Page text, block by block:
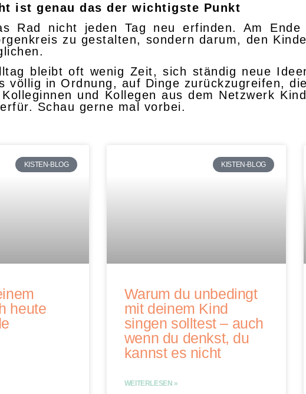
ist genau das der wichtigste Punkt
Rad nicht jeden Tag neu erfinden. Am
zu gestalten, sondern darum, den
bleibt oft wenig Zeit, sich ständig neue
völlig in Ordnung, auf Dinge zurückzugreifen,
und Kollegen aus dem Netzwerk
Schau gerne mal vorbei.
KISTEN-BLOG
heute
KISTEN-BLOG
Warum du unbedingt
mit deinem Kind
singen solltest – auch
wenn du denkst, du
kannst es nicht
WEITERLESEN »